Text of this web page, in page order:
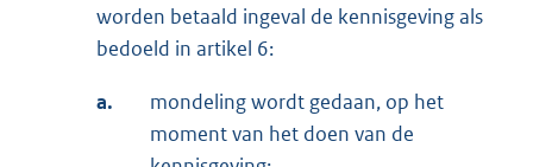
worden betaald ingeval de kennisgeving als
bedoeld in artikel 6:
a.
mondeling wordt gedaan, op het
moment van het doen van de